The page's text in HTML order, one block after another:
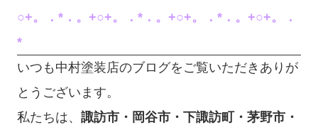
○+。．*．。+○+。．*．。+○+。．*．。+○+。．
*
いつも中村塗装店のブログをご覧いただきありが
とうございます。
私たちは、 諏訪市・岡谷市・下諏訪町・茅野市・